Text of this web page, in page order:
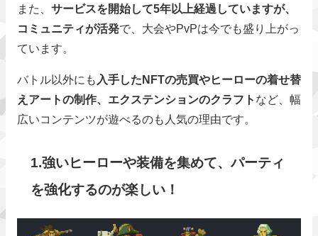
また、 サービスを開始して5年以上経過していますが、
コミュニティが活発で、大会やPvPは今でも盛り上がっ
ています。
バトル以外にも 入手したNFTの売買やヒーローの着せ替
えアートの制作、エクステンションのクラフト など、幅
広いコンテンツが遊べるのも人気の理由です。
1.強いヒーローや装備を集めて、パーティ
を強化するのが楽しい！